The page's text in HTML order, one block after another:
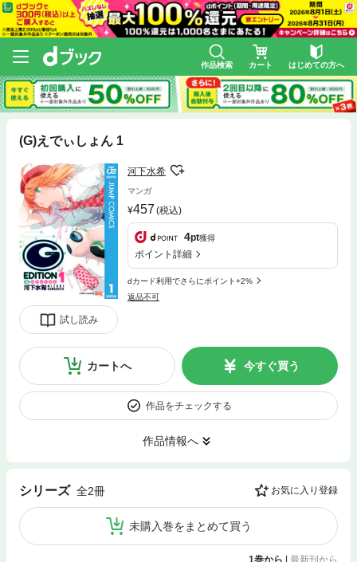
作品検索 カート はじめての方へ
(G)えでぃしょん 1
試し読み
河下水希
マンガ
457 (税込)
4pt獲得
ポイント詳細
dカード利用でさらにポイント+2%
返品不可
カートへ 今すぐ買う
作品をチェックする
作品情報へ
シリーズ 全2冊 お気に入り登録
未購入巻をまとめて買う
1巻から 最新刊から